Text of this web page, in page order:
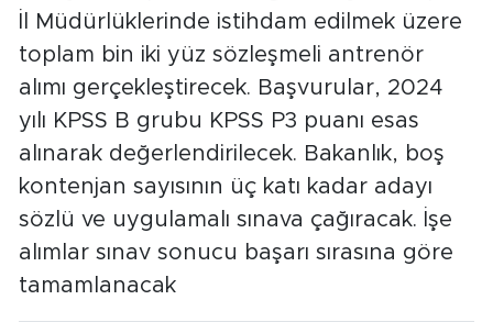
İl Müdürlüklerinde istihdam edilmek üzere
toplam bin iki yüz sözleşmeli antrenör
alımı gerçekleştirecek. Başvurular, 2024
yılı KPSS B grubu KPSS P3 puanı esas
alınarak değerlendirilecek. Bakanlık, boş
kontenjan sayısının üç katı kadar adayı
sözlü ve uygulamalı sınava çağıracak. İşe
alımlar sınav sonucu başarı sırasına göre
tamamlanacak